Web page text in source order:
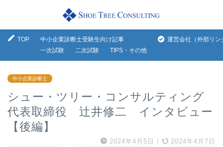
TOP
中小企業診断士受験生向け記事
一次試験
二次試験 TIPS・その他
運営会社（外部リン
中小企業診断士
シュー・ツリー・コンサルティング
代表取締役 辻井修二 インタビュー
【後編】
2024年4月5日 / 2024年4月7日